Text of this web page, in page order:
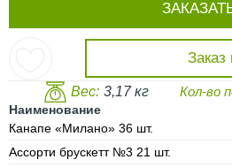
Заказ
Вес: 3,17 кг Кол-во
Наименование
Канапе «Милано» 36 шт.
Ассорти брускетт №3 21 шт.